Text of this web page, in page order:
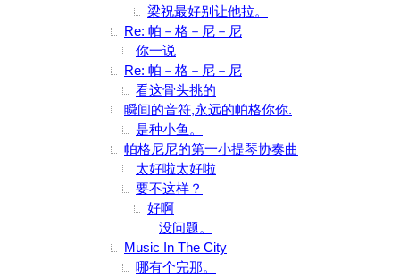
梁祝最好别让他拉。
Re: 帕－格－尼－尼
你一说
Re: 帕－格－尼－尼
看这骨头挑的
瞬间的音符,永远的帕格你你.
是种小鱼。
帕格尼尼的第一小提琴协奏曲
太好啦太好啦
要不这样？
好啊
没问题。
Music In The City
哪有个完那。